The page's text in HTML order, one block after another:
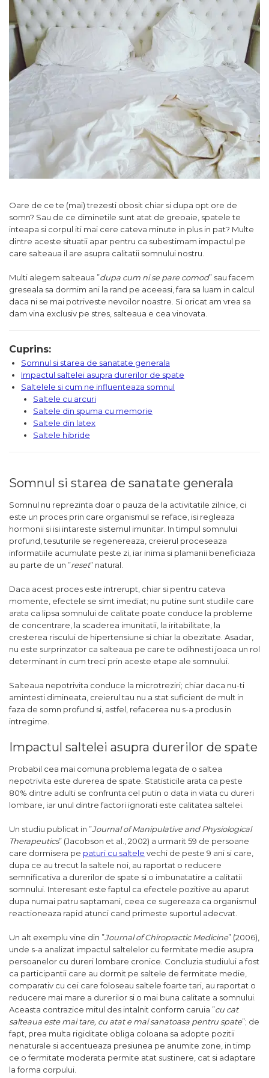
Colectia RIVA
Colectia TIFFANY
Colectia KALE
Colectia TAIDA
Colectia SANDO
Colectia MISA
Colectia PETRA
Colectia BELISSIMO
Colectia HAMLET
Colectia HORIZON
Colectia COMO
Colectia BELLA
Mese Living
Masute Cafea
Scaune Living
Taburet Living
Scaune Tapitate
Mese Si Scaune
Curatare Si Protectie
Somiere PAL
Curatare Si Protectie
Accesorii Mobila
160x200
140x200
90x200
Vezi toate
Oare de ce te (mai) trezesti obosit chiar si dupa opt ore de
somn? Sau de ce diminetile sunt atat de greoaie, spatele te
inteapa si corpul iti mai cere cateva minute in plus in pat? Multe
dintre aceste situatii apar pentru ca subestimam impactul pe
care salteaua il are asupra calitatii somnului nostru.
Multi alegem salteaua ”dupa cum ni se pare comod” sau facem
greseala sa dormim ani la rand pe aceeasi, fara sa luam in calcul
daca ni se mai potriveste nevoilor noastre. Si oricat am vrea sa
dam vina exclusiv pe stres, salteaua e cea vinovata.
Cuprins:
Somnul si starea de sanatate generala
Impactul saltelei asupra durerilor de spate
Saltelele si cum ne influenteaza somnul
Saltele cu arcuri
Saltele din spuma cu memorie
Saltele din latex
Saltele hibride
Somnul si starea de sanatate generala
Somnul nu reprezinta doar o pauza de la activitatile zilnice, ci
este un proces prin care organismul se reface, isi regleaza
hormonii si isi intareste sistemul imunitar. In timpul somnului
profund, tesuturile se regenereaza, creierul proceseaza
informatiile acumulate peste zi, iar inima si plamanii beneficiaza
au parte de un ”reset” natural.
Daca acest proces este intrerupt, chiar si pentru cateva
momente, efectele se simt imediat; nu putine sunt studiile care
arata ca lipsa somnului de calitate poate conduce la probleme
de concentrare, la scaderea imunitatii, la iritabilitate, la
cresterea riscului de hipertensiune si chiar la obezitate. Asadar,
nu este surprinzator ca salteaua pe care te odihnesti joaca un rol
determinant in cum treci prin aceste etape ale somnului.
Salteaua nepotrivita conduce la microtreziri; chiar daca nu-ti
amintesti dimineata, creierul tau nu a stat suficient de mult in
faza de somn profund si, astfel, refacerea nu s-a produs in
intregime.
Impactul saltelei asupra durerilor de spate
Probabil cea mai comuna problema legata de o saltea
nepotrivita este durerea de spate. Statisticile arata ca peste
80% dintre adulti se confrunta cel putin o data in viata cu dureri
lombare, iar unul dintre factori ignorati este calitatea saltelei.
Un studiu publicat in ”Journal of Manipulative and Physiological
Therapeutics” (Jacobson et al., 2002) a urmarit 59 de persoane
care dormisera pe paturi cu saltele vechi de peste 9 ani si care,
dupa ce au trecut la saltele noi, au raportat o reducere
semnificativa a durerilor de spate si o imbunatatire a calitatii
somnului. Interesant este faptul ca efectele pozitive au aparut
dupa numai patru saptamani, ceea ce sugereaza ca organismul
reactioneaza rapid atunci cand primeste suportul adecvat.
Un alt exemplu vine din ”Journal of Chiropractic Medicine” (2006),
unde s-a analizat impactul saltelelor cu fermitate medie asupra
persoanelor cu dureri lombare cronice. Concluzia studiului a fost
ca participantii care au dormit pe saltele de fermitate medie,
comparativ cu cei care foloseau saltele foarte tari, au raportat o
reducere mai mare a durerilor si o mai buna calitate a somnului.
Aceasta contrazice mitul des intalnit conform caruia ”cu cat
salteaua este mai tare, cu atat e mai sanatoasa pentru spate”; de
fapt, prea multa rigiditate obliga coloana sa adopte pozitii
nenaturale si accentueaza presiunea pe anumite zone, in timp
ce o fermitate moderata permite atat sustinere, cat si adaptare
la forma corpului.